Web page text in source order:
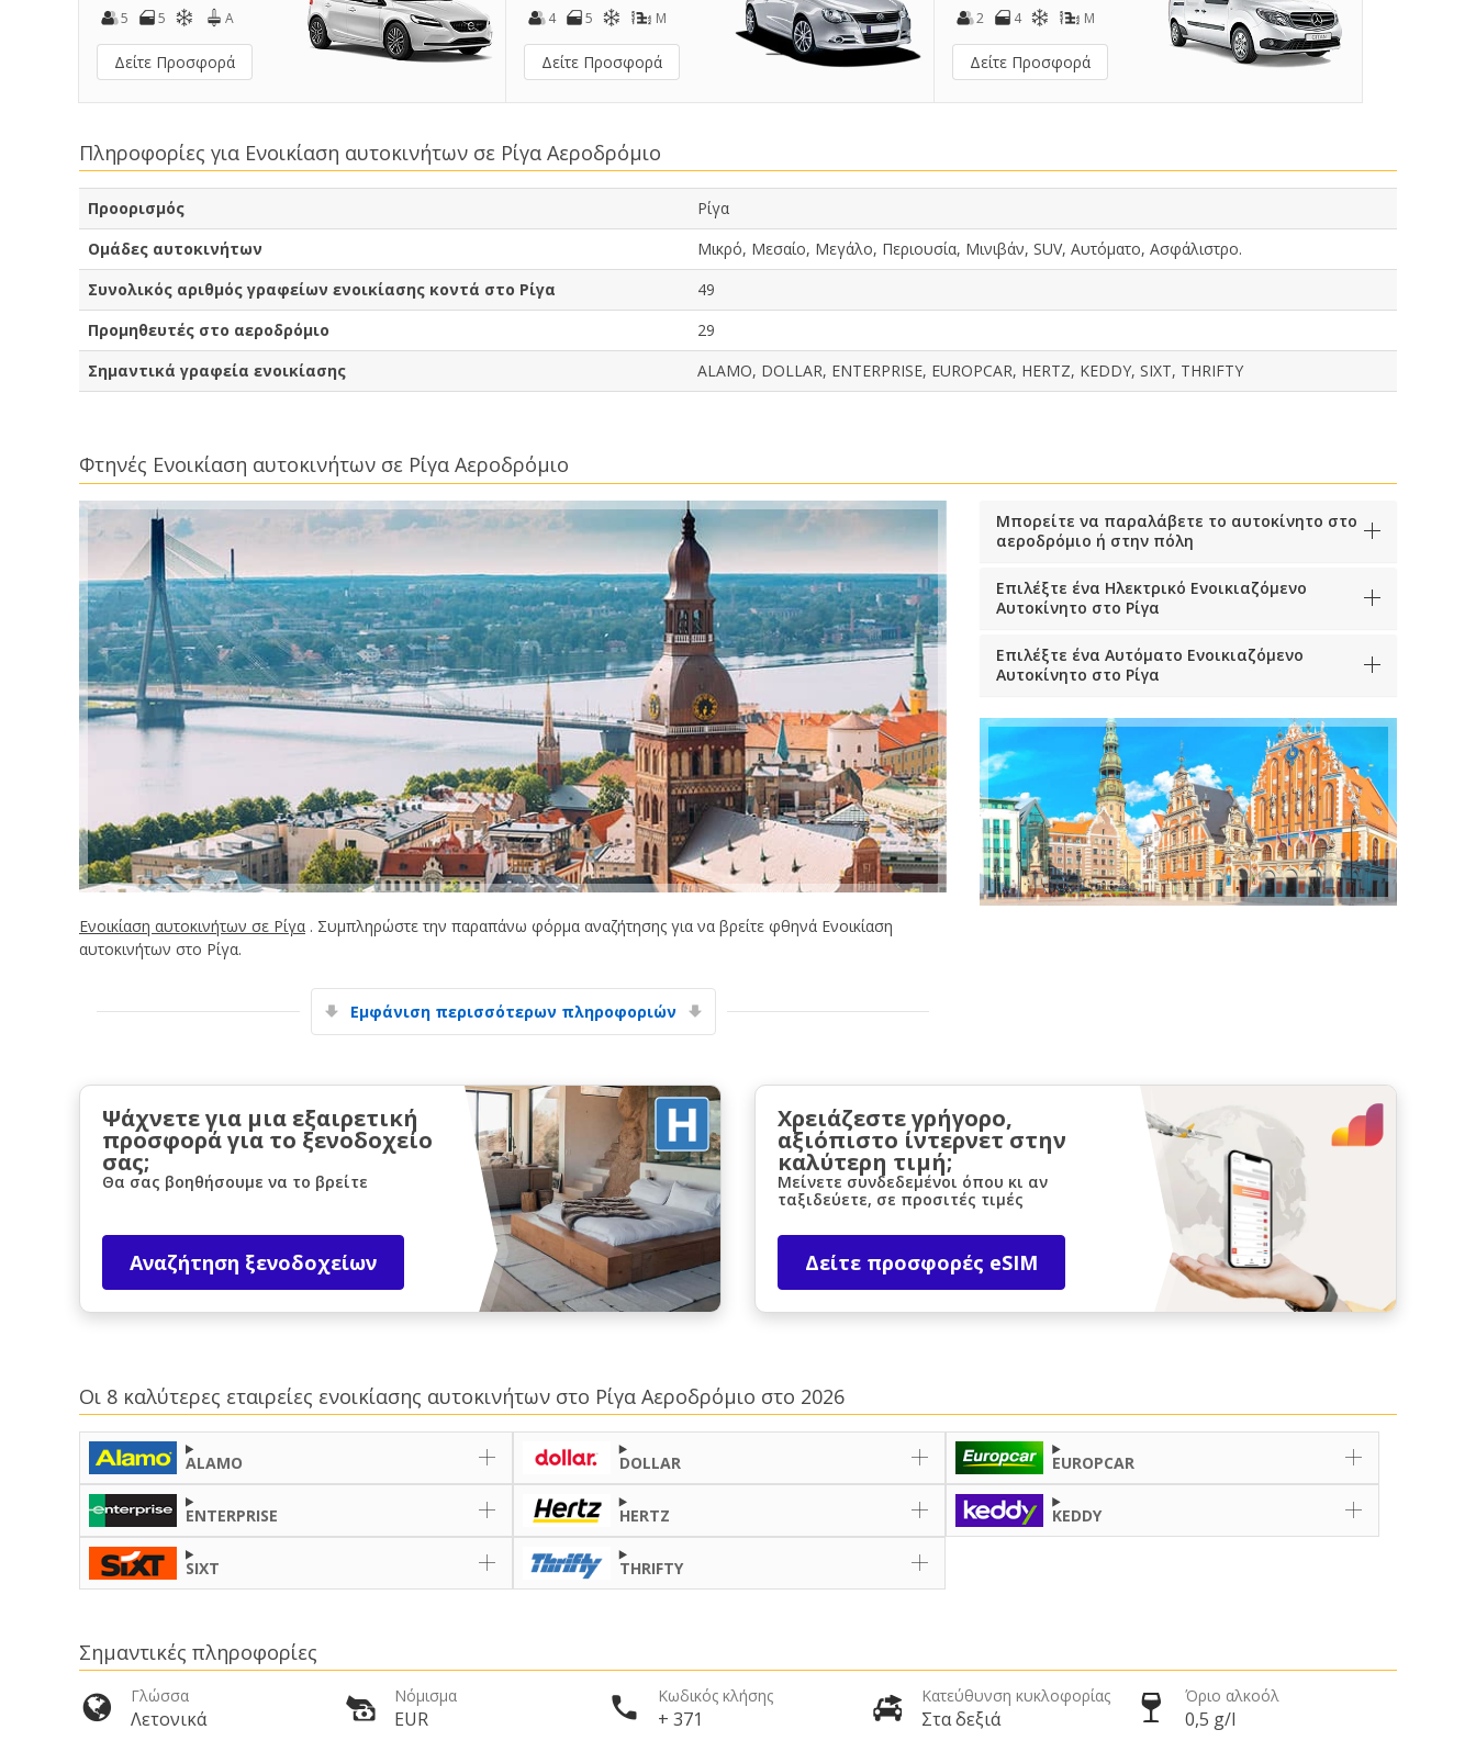
5
5 A
Δείτε Προσφορά
4
5 M
Δείτε Προσφορά
2
4 M
Δείτε Προσφορά
Πληροφορίες για Ενοικίαση αυτοκινήτων σε Ρίγα Αεροδρόμιο
Προορισμός
Ρίγα
Ομάδες αυτοκινήτων
Μικρό, Μεσαίο, Μεγάλο, Περιουσία, Μινιβάν, SUV, Αυτόματο, Ασφάλιστρο.
Συνολικός αριθμός γραφείων ενοικίασης κοντά στο Ρίγα
49
Προμηθευτές στο αεροδρόμιο
29
Σημαντικά γραφεία ενοικίασης
ALAMO, DOLLAR, ENTERPRISE, EUROPCAR, HERTZ, KEDDY, SIXT, THRIFTY
Φτηνές Ενοικίαση αυτοκινήτων σε Ρίγα Αεροδρόμιο
Ενοικίαση αυτοκινήτων σε Ρίγα . Συμπληρώστε την παραπάνω φόρμα αναζήτησης για να βρείτε φθηνά Ενοικίαση
αυτοκινήτων στο Ρίγα.
Εμφάνιση περισσότερων πληροφοριών
Μπορείτε να παραλάβετε το αυτοκίνητο στο
αεροδρόμιο ή στην πόλη
Επιλέξτε ένα Ηλεκτρικό Ενοικιαζόμενο
Αυτοκίνητο στο Ρίγα
Επιλέξτε ένα Αυτόματο Ενοικιαζόμενο
Αυτοκίνητο στο Ρίγα
Ψάχνετε για μια εξαιρετική
προσφορά για το ξενοδοχείο
σας;
Θα σας βοηθήσουμε να το βρείτε
Αναζήτηση ξενοδοχείων
Χρειάζεστε γρήγορο,
αξιόπιστο ίντερνετ στην
καλύτερη τιμή;
Μείνετε συνδεδεμένοι όπου κι αν
ταξιδεύετε, σε προσιτές τιμές
Δείτε προσφορές eSIM
Οι 8 καλύτερες εταιρείες ενοικίασης αυτοκινήτων στο Ρίγα Αεροδρόμιο στο 2026
ALAMO DOLLAR EUROPCAR
ENTERPRISE HERTZ KEDDY
SIXT THRIFTY
Σημαντικές πληροφορίες
Γλώσσα
Λετονικά
Νόμισμα
EUR
Κωδικός κλήσης
+ 371
Κατεύθυνση κυκλοφορίας
Στα δεξιά
Όριο αλκοόλ
0,5 g/l
Αποκτήστε πρόσβαση σε αποκλειστικές
προσφορές συνεργατών
Σύνδεση με eLink